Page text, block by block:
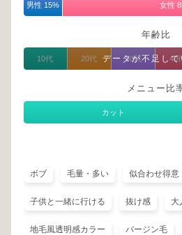
男性 15% 女性
年齢比
データが不足して
10代 20代 30代 40
メニュー比
カット
ボブ 毛量・多い 似合わせ得意
子供と一緒に行ける 抜け感 大
地毛風透明感カラー バージン毛